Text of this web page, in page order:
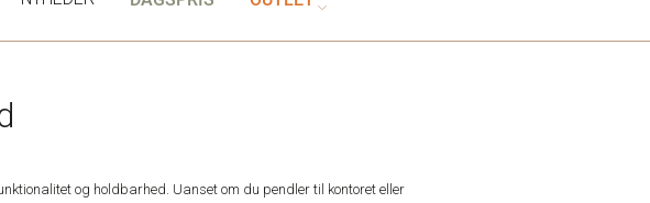
og holdbarhed. Uanset om du pendler til kontoret eller